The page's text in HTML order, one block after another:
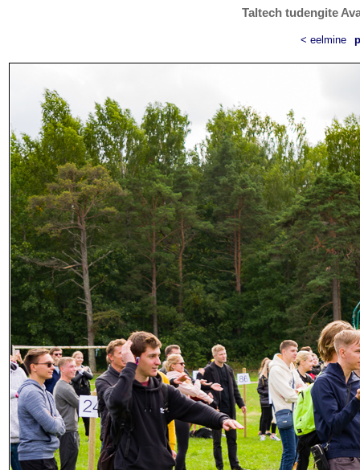
Taltech tudengite
< eelmine